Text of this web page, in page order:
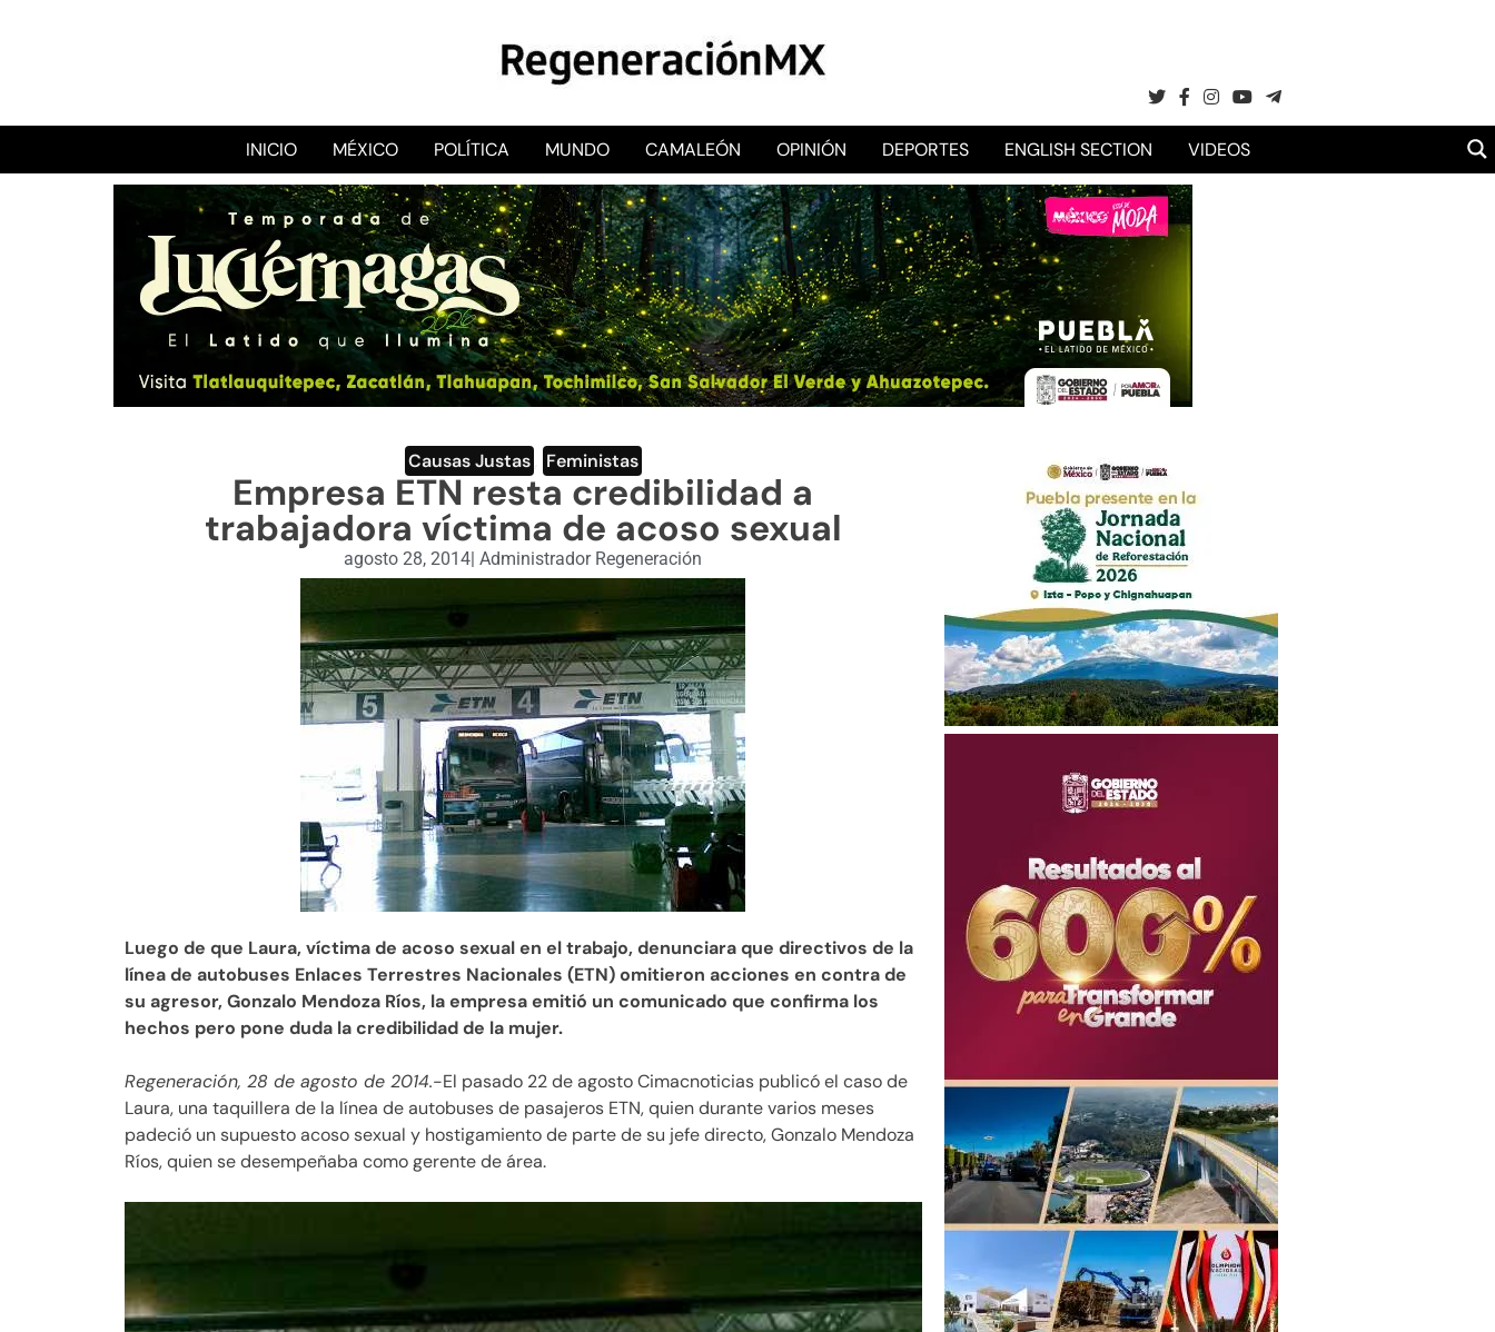
RegeneraciónMX
Sitio de noticias libre e independiente
INICIO MÉXICO POLÍTICA MUNDO CAMALEÓN OPINIÓN DEPORTES ENGLISH SECTION VIDEOS
Causas Justas Feministas
Empresa ETN resta credibilidad a
trabajadora víctima de acoso sexual
agosto 28, 2014 Administrador Regeneración
Luego de que Laura, víctima de acoso sexual en el trabajo, denunciara que directivos de la
línea de autobuses Enlaces Terrestres Nacionales (ETN) omitieron acciones en contra de
su agresor, Gonzalo Mendoza Ríos, la empresa emitió un comunicado que confirma los
hechos pero pone duda la credibilidad de la mujer.
Regeneración, 28 de agosto de 2014.-El pasado 22 de agosto Cimacnoticias publicó el caso de
Laura, una taquillera de la línea de autobuses de pasajeros ETN, quien durante varios meses
padeció un supuesto acoso sexual y hostigamiento de parte de su jefe directo, Gonzalo Mendoza
Ríos, quien se desempeñaba como gerente de área.